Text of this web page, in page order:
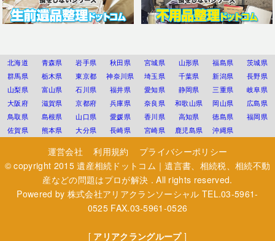
北海道 青森県 岩手県 秋田県 宮城県 山形県 福島県
茨城県
群馬県
栃木県 東京都 神奈川県 埼玉県 千葉県 新潟県
長野県
山梨県
富山県 石川県 福井県 愛知県 静岡県 三重県
岐阜県
大阪府
滋賀県 京都府 兵庫県 奈良県 和歌山県 岡山県
広島県
鳥取県
島根県 山口県 愛媛県 香川県 高知県 徳島県
福岡県
佐賀県
熊本県 大分県 長崎県 宮崎県 鹿児島県 沖縄県
運営会社 利用規約
プライバシーポリシー
© copyright 2015遺産相続ドットコム｜遺言書、相続税、相続不動
産などの問題はプロが解決 . All rights reserved.
Powered by 株式会社アリアクランソーシャル TEL.03-5961-
0525 FAX.03-5961-0526
[ アリアクラングループ]